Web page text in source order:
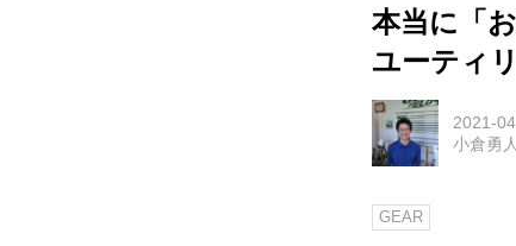
本当に「
ユーティ
2021-
小倉勇人
GEAR